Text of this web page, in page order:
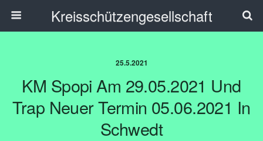
Kreisschützengesellschaft
25.5.2021
KM Spopi Am 29.05.2021 Und
Trap Neuer Termin 05.06.2021 In
Schwedt